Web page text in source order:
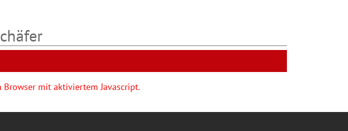
mit aktiviertem Javascript.